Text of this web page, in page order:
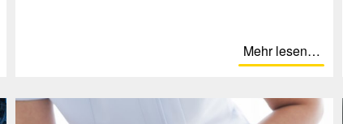
Mehr lesen…